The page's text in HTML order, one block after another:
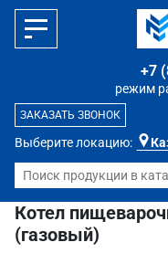
Выберите локацию:
режим
+7
ЗАКАЗАТЬ ЗВОНОК
Котел
(газовый)